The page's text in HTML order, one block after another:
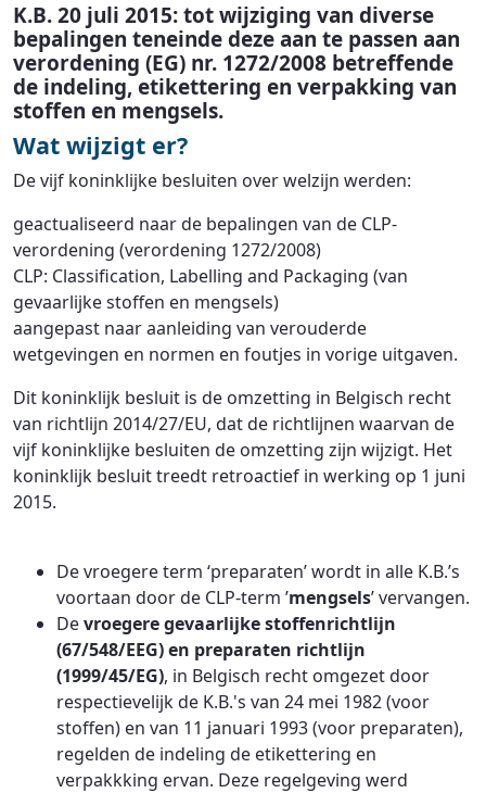
K.B. 20 juli 2015: tot wijziging van diverse
bepalingen teneinde deze aan te passen aan
verordening (EG) nr. 1272/2008 betreffende
de indeling, etikettering en verpakking van
stoffen en mengsels.
Wat wijzigt er?
De vijf koninklijke besluiten over welzijn werden:
geactualiseerd naar de bepalingen van de CLP-
verordening (verordening 1272/2008)
CLP: Classification, Labelling and Packaging (van
gevaarlijke stoffen en mengsels)
aangepast naar aanleiding van verouderde
wetgevingen en normen en foutjes in vorige uitgaven.
Dit koninklijk besluit is de omzetting in Belgisch recht
van richtlijn 2014/27/EU, dat de richtlijnen waarvan de
vijf koninklijke besluiten de omzetting zijn wijzigt. Het
koninklijk besluit treedt retroactief in werking op 1 juni
2015.
De vroegere term ‘preparaten’ wordt in alle K.B.’s
voortaan door de CLP-term ’mengsels’ vervangen.
Devroegere gevaarlijke stoffenrichtlijn
(67/548/EEG) en preparaten richtlijn
(1999/45/EG), in Belgisch recht omgezet door
respectievelijk de K.B.'s van 24 mei 1982 (voor
stoffen) en van 11 januari 1993 (voor preparaten),
regelden de indeling de etikettering en
verpakkking ervan. Deze regelgeving werd